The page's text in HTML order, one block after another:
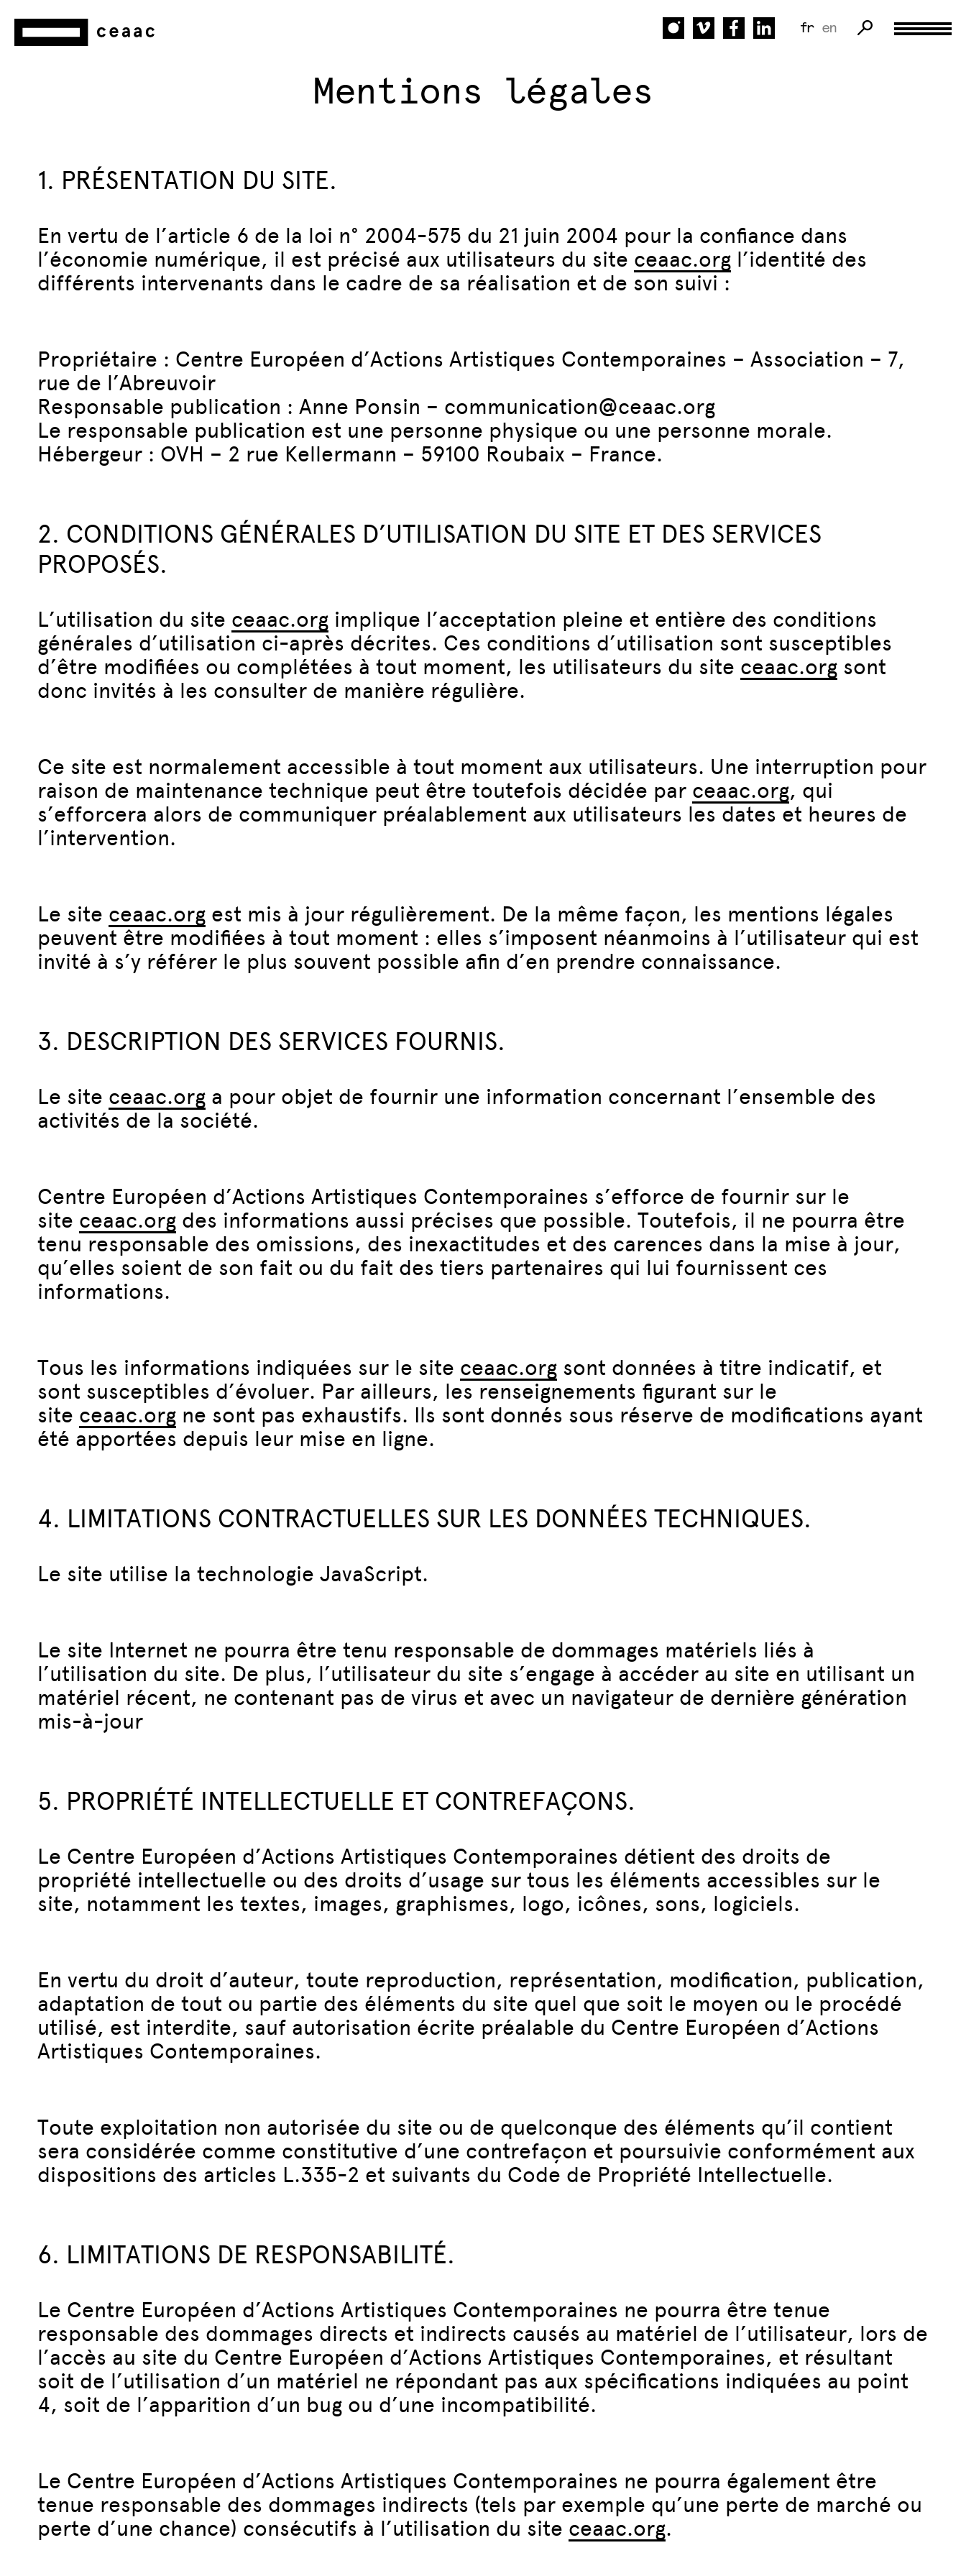
fr en
Mentions légales
1. PRÉSENTATION DU SITE.
En vertu de l’article 6 de la loi n° 2004-575 du 21 juin 2004 pour la confiance dans
l’économie numérique, il est précisé aux utilisateurs du site ceaac.org l’identité des
différents intervenants dans le cadre de sa réalisation et de son suivi :
Propriétaire : Centre Européen d’Actions Artistiques Contemporaines – Association – 7,
rue de l’Abreuvoir
Responsable publication : Anne Ponsin – communication@ceaac.org
Le responsable publication est une personne physique ou une personne morale.
Hébergeur : OVH – 2 rue Kellermann – 59100 Roubaix – France.
2. CONDITIONS GÉNÉRALES D’UTILISATION DU SITE ET DES SERVICES
PROPOSÉS.
L’utilisation du site ceaac.org implique l’acceptation pleine et entière des conditions
générales d’utilisation ci-après décrites. Ces conditions d’utilisation sont susceptibles
d’être modifiées ou complétées à tout moment, les utilisateurs du site ceaac.org sont
donc invités à les consulter de manière régulière.
Ce site est normalement accessible à tout moment aux utilisateurs. Une interruption pour
raison de maintenance technique peut être toutefois décidée par ceaac.org, qui
s’efforcera alors de communiquer préalablement aux utilisateurs les dates et heures de
l’intervention.
Le site ceaac.org est mis à jour régulièrement. De la même façon, les mentions légales
peuvent être modifiées à tout moment : elles s’imposent néanmoins à l’utilisateur qui est
invité à s’y référer le plus souvent possible afin d’en prendre connaissance.
3. DESCRIPTION DES SERVICES FOURNIS.
Le site ceaac.org a pour objet de fournir une information concernant l’ensemble des
activités de la société.
Centre Européen d’Actions Artistiques Contemporaines s’efforce de fournir sur le
site ceaac.org des informations aussi précises que possible. Toutefois, il ne pourra être
tenu responsable des omissions, des inexactitudes et des carences dans la mise à jour,
qu’elles soient de son fait ou du fait des tiers partenaires qui lui fournissent ces
informations.
Tous les informations indiquées sur le site ceaac.org sont données à titre indicatif, et
sont susceptibles d’évoluer. Par ailleurs, les renseignements figurant sur le
site ceaac.org ne sont pas exhaustifs. Ils sont donnés sous réserve de modifications ayant
été apportées depuis leur mise en ligne.
4. LIMITATIONS CONTRACTUELLES SUR LES DONNÉES TECHNIQUES.
Le site utilise la technologie JavaScript.
Le site Internet ne pourra être tenu responsable de dommages matériels liés à
l’utilisation du site. De plus, l’utilisateur du site s’engage à accéder au site en utilisant un
matériel récent, ne contenant pas de virus et avec un navigateur de dernière génération
mis-à-jour
5. PROPRIÉTÉ INTELLECTUELLE ET CONTREFAÇONS.
Le Centre Européen d’Actions Artistiques Contemporaines détient des droits de
propriété intellectuelle ou des droits d’usage sur tous les éléments accessibles sur le
site, notamment les textes, images, graphismes, logo, icônes, sons, logiciels.
En vertu du droit d’auteur, toute reproduction, représentation, modification, publication,
adaptation de tout ou partie des éléments du site quel que soit le moyen ou le procédé
utilisé, est interdite, sauf autorisation écrite préalable du Centre Européen d’Actions
Artistiques Contemporaines.
Toute exploitation non autorisée du site ou de quelconque des éléments qu’il contient
sera considérée comme constitutive d’une contrefaçon et poursuivie conformément aux
dispositions des articles L.335-2 et suivants du Code de Propriété Intellectuelle.
6. LIMITATIONS DE RESPONSABILITÉ.
Le Centre Européen d’Actions Artistiques Contemporaines ne pourra être tenue
responsable des dommages directs et indirects causés au matériel de l’utilisateur, lors de
l’accès au site du Centre Européen d’Actions Artistiques Contemporaines, et résultant
soit de l’utilisation d’un matériel ne répondant pas aux spécifications indiquées au point
4, soit de l’apparition d’un bug ou d’une incompatibilité.
Le Centre Européen d’Actions Artistiques Contemporaines ne pourra également être
tenue responsable des dommages indirects (tels par exemple qu’une perte de marché ou
perte d’une chance) consécutifs à l’utilisation du site ceaac.org.